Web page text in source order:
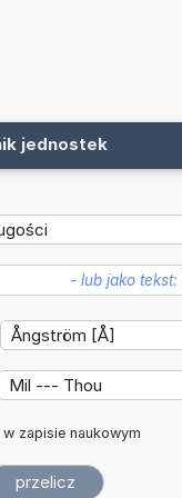
jednostek
zapisie naukowym